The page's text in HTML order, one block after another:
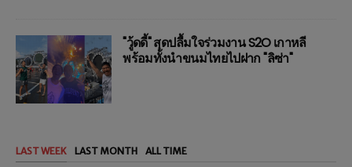
"วู้ดดี้" สุดปลื้มใจร่วมงาน S2O เกาหลี
พร้อมทั้งนำขนมไทยไปฝาก "ลิซ่า"
LAST WEEK LAST MONTH ALL TIME